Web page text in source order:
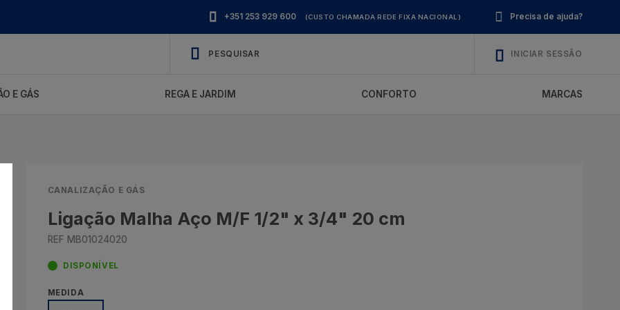
Precisa de ajuda?
+351 253 929 600 (CUSTO CHAMADA REDE FIXA NACIONAL)
INICIAR SESSÃO
E GÁS REGA E JARDIM CONFORTO MARCAS
CANALIZAÇÃO E GÁS
Ligação Malha Aço M/F 1/2" x 3/4" 20 cm
REF MB01024020
DISPONÍVEL
MEDIDA